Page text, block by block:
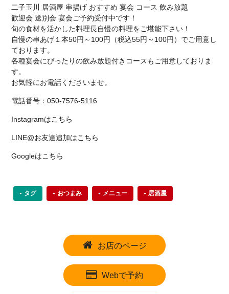
二子玉川 居酒屋 串揚げ おすすめ 宴会 コース 飲み放題
歓迎会 送別会 宴会ご予約受付中です！
旬の食材を活かした料理長自慢の料理をご堪能下さい！
自慢の串あげ１本50円～100円（税込55円～100円）でご用意し
ております。
各種宴会にぴったりの飲み放題付きコースもご用意しておりま
す。
お気軽にお電話くださいませ。
電話番号：050-7576-5116
Instagramはこちら
LINE@お友達追加はこちら
Googleはこちら
タグ おつまみ メニュー 居酒屋
お店のページ
Webで予約